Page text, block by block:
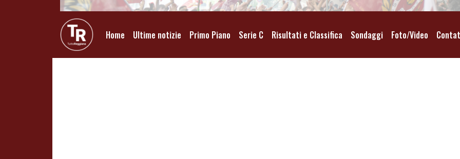
Home Ultime notizie Primo Piano Serie C Risultati e Classifica Sondaggi Foto/Video